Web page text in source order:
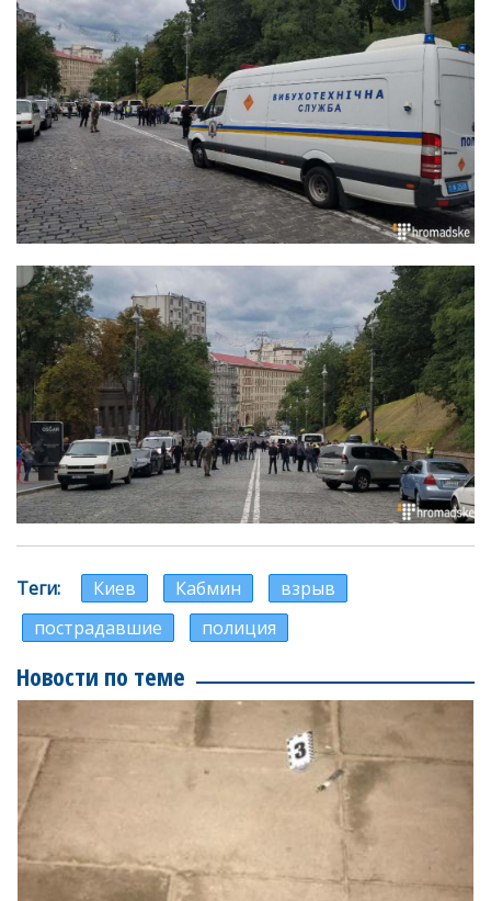
Теги Киев Кабмин
взрыв
пострадавшие
полиция
Новости по теме